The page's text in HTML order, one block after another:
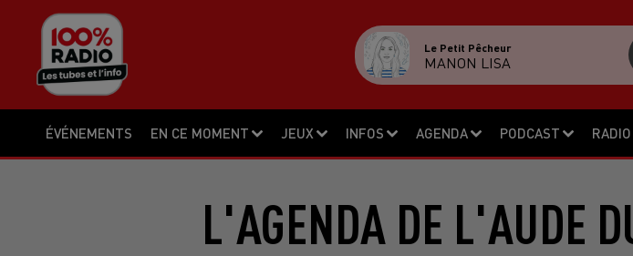
ÉVÉNEMENTS EN CE MOMENT JEUX INFOS AGENDA PODCAST RADIO
Le Petit Pêcheur
MANON LISA
L'AGENDA DE L'AUDE